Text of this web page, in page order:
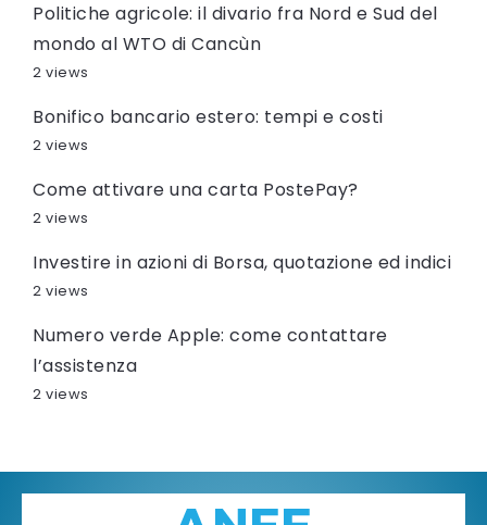
Politiche agricole: il divario fra Nord e Sud del
mondo al WTO di Cancùn
2 views
Bonifico bancario estero: tempi e costi
2 views
Come attivare una carta PostePay?
2 views
Investire in azioni di Borsa, quotazione ed indici
2 views
Numero verde Apple: come contattare
l’assistenza
2 views